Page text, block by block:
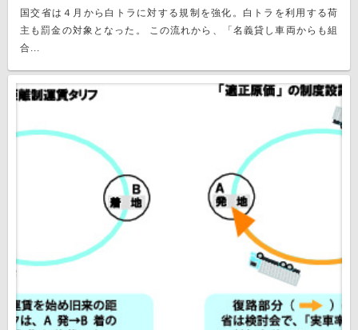
国交省は４月から白トラに対する規制を強化。白トラを利用する荷
主も罰金の対象となった。 この流れから、「名義貸し車両からも組
合...